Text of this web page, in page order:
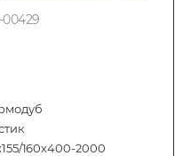
00429
160х400-2000